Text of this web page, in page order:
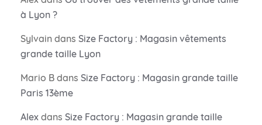
à Lyon ?
Sylvain dans Size Factory : Magasin vêtements
grande taille Lyon
Mario B dans Size Factory : Magasin grande taille
Paris 13ème
Alex dans Size Factory : Magasin grande taille